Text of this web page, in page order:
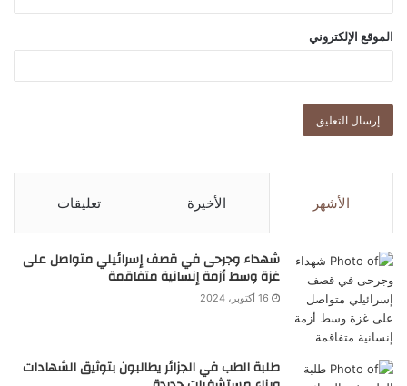
الموقع الإلكتروني
الأشهر الأخيرة تعليقات
شهداء وجرحى في قصف إسرائيلي متواصل على
غزة وسط أزمة إنسانية متفاقمة
16 أكتوبر، 2024
طلبة الطب في الجزائر يطالبون بتوثيق الشهادات